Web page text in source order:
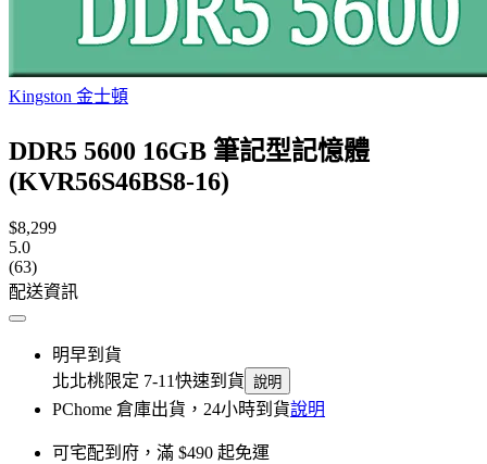
Kingston 金士頓
DDR5 5600 16GB 筆記型記憶體
(KVR56S46BS8-16)
$8,299
5.0
(63)
配送資訊
明早到貨
北北桃限定 7-11快速到貨 說明
PChome 倉庫出貨，24小時到貨說明
可宅配到府，滿 $490 起免運